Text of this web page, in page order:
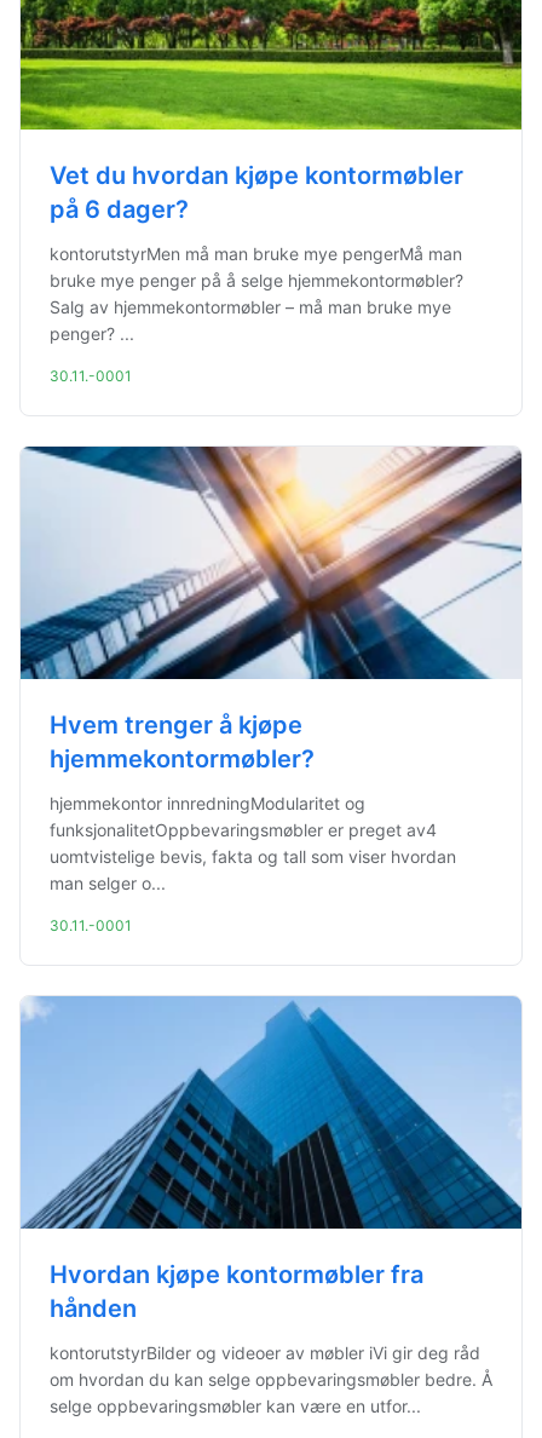
Vet du hvordan kjøpe kontormøbler
på 6 dager?
kontorutstyrMen må man bruke mye pengerMå man
bruke mye penger på å selge hjemmekontormøbler?
Salg av hjemmekontormøbler – må man bruke mye
penger? ...
30.11.-0001
Hvem trenger å kjøpe
hjemmekontormøbler?
hjemmekontor innredningModularitet og
funksjonalitetOppbevaringsmøbler er preget av4
uomtvistelige bevis, fakta og tall som viser hvordan
man selger o...
30.11.-0001
Hvordan kjøpe kontormøbler fra
hånden
kontorutstyrBilder og videoer av møbler iVi gir deg råd
om hvordan du kan selge oppbevaringsmøbler bedre. Å
selge oppbevaringsmøbler kan være en utfor...